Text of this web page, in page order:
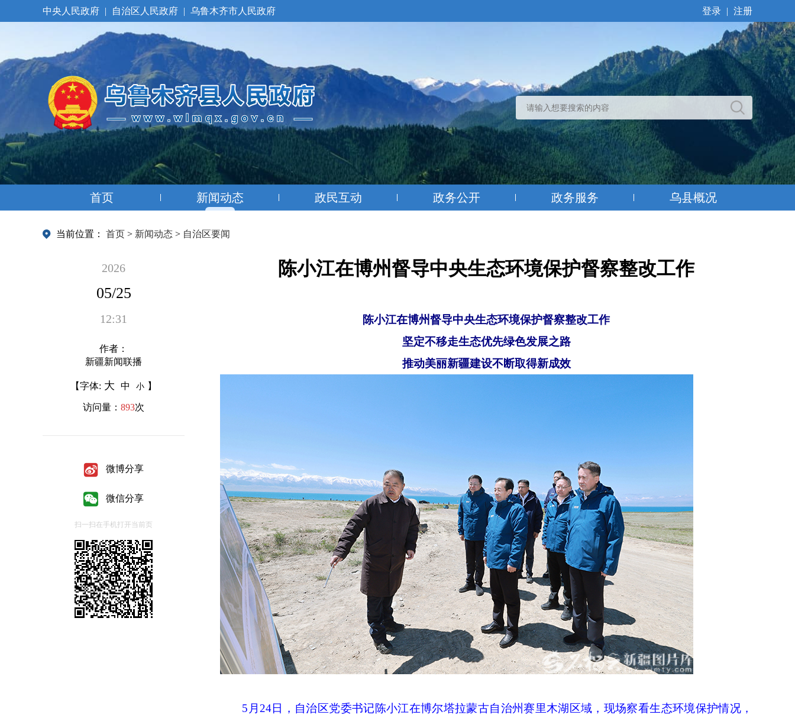
中央人民政府 | 自治区人民政府 | 乌鲁木齐市人民政府 登录 | 注册
首页 新闻动态 政民互动 政务公开 政务服务 乌县概况
当前位置： 首页 > 新闻动态 > 自治区要闻
2026
05/25
12:31
作者：
新疆新闻联播
【字体: 大 中 小 】
访问量： 893次
微博分享
微信分享
扫一扫在手机打开当前页
陈小江在博州督导中央生态环境保护督察整改工作
陈小江在博州督导中央生态环境保护督察整改工作
坚定不移走生态优先绿色发展之路
推动美丽新疆建设不断取得新成效
5 月 24日，自治区党委书记陈小江在博尔塔拉蒙古自治州赛里木湖区域，现场察看生态环境保护情况，